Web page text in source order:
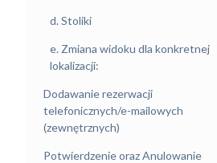
d. Stoliki
e. Zmiana widoku dla konkretnej
lokalizacji:
Dodawanie rezerwacji
telefonicznych/e-mailowych
(zewnętrznych)
Potwierdzenie oraz Anulowanie